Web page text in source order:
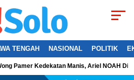
TENGAH NASIONAL POLITIK
Pamer Kedekatan Manis, Ariel NOAH